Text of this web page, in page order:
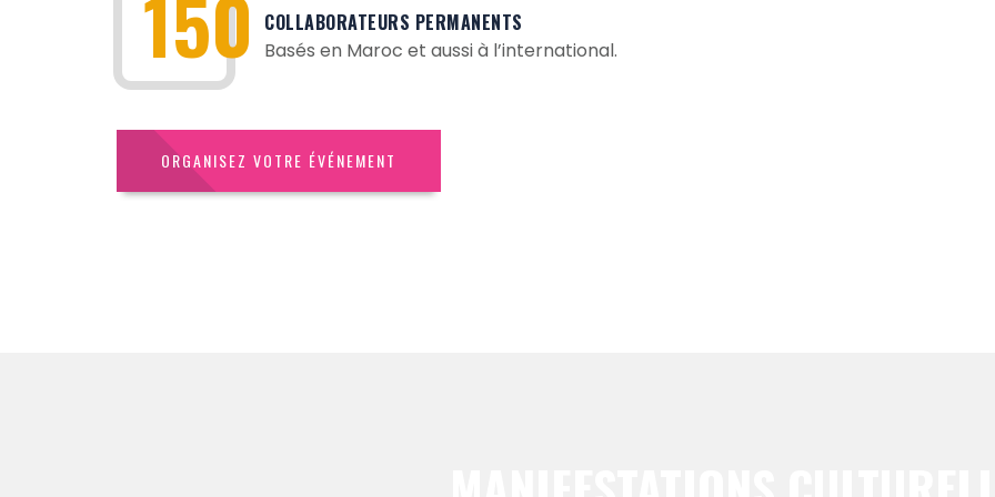
150 COLLABORATEURS PERMANENTS
Basés en Maroc et aussi à l’international.
ORGANISEZ VOTRE ÉVÉNEMENT